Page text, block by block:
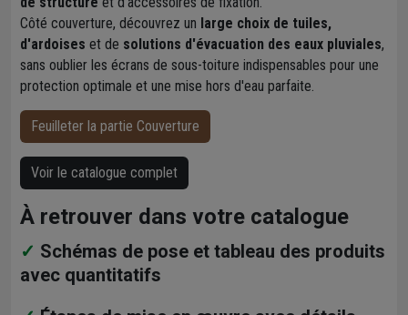
Côté couverture, découvrez un large choix de tuiles,
d'ardoises et de solutions d'évacuation des eaux pluviales,
sans oublier les écrans de sous-toiture indispensables pour une
protection optimale et une mise hors d'eau parfaite.
Feuilleter la partie Couverture
Voir le catalogue complet
À retrouver dans votre catalogue
Schémas de pose et tableau des produits
avec quantitatifs